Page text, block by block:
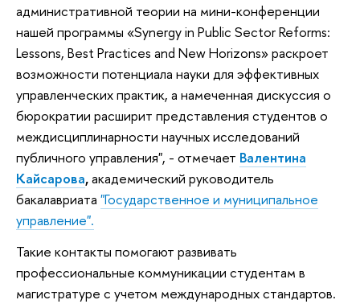
административной теории на мини-конференции
нашей программы «Synergy in Public Sector Reforms:
Lessons, Best Practices and New Horizons» раскроет
возможности потенциала науки для эффективных
управленческих практик, а намеченная дискуссия о
бюрократии расширит представления студентов о
междисциплинарности научных исследований
публичного управления", - отмечает Валентина
Кайсарова,академический руководитель
бакалавриата "Государственное и муниципальное
управление".
Такие контакты помогают развивать
профессиональные коммуникации студентам в
магистратуре с учетом международных стандартов.